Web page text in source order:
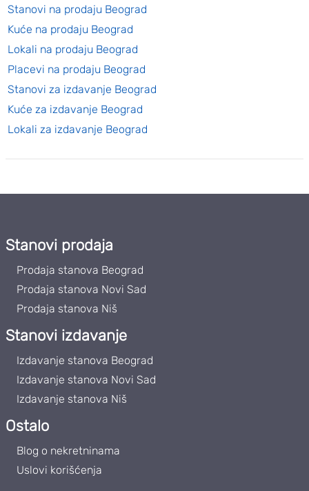
Stanovi na prodaju Beograd
Kuće na prodaju Beograd
Lokali na prodaju Beograd
Placevi na prodaju Beograd
Stanovi za izdavanje Beograd
Kuće za izdavanje Beograd
Lokali za izdavanje Beograd
Stanovi prodaja
Prodaja stanova Beograd
Prodaja stanova Novi Sad
Prodaja stanova Niš
Stanovi izdavanje
Izdavanje stanova Beograd
Izdavanje stanova Novi Sad
Izdavanje stanova Niš
Ostalo
Blog o nekretninama
Uslovi korišćenja